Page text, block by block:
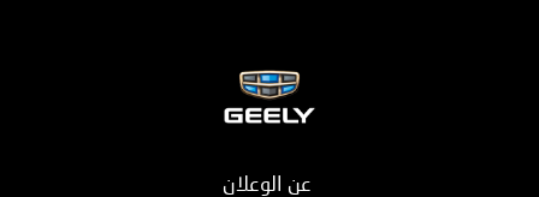
عن الوعلان